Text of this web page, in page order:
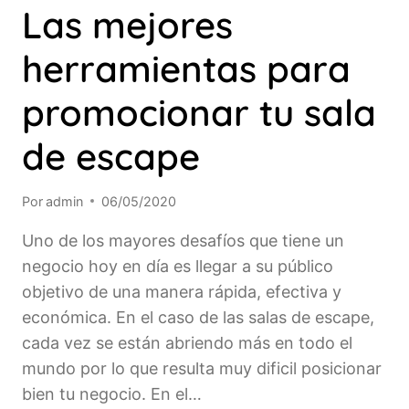
Las mejores
herramientas para
promocionar tu sala
de escape
Poradmin 06/05/2020
Uno de los mayores desafíos que tiene un
negocio hoy en día es llegar a su público
objetivo de una manera rápida, efectiva y
económica. En el caso de las salas de escape,
cada vez se están abriendo más en todo el
mundo por lo que resulta muy dificil posicionar
bien tu negocio. En el…